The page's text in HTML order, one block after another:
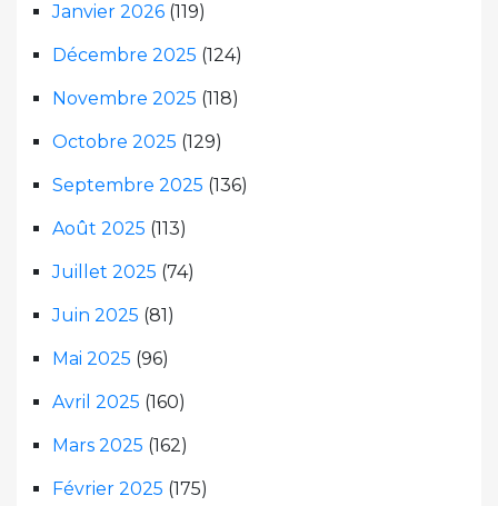
Janvier 2026 (119)
Décembre 2025 (124)
Novembre 2025 (118)
Octobre 2025 (129)
Septembre 2025 (136)
Août 2025 (113)
Juillet 2025 (74)
Juin 2025 (81)
Mai 2025 (96)
Avril 2025 (160)
Mars 2025 (162)
Février 2025 (175)